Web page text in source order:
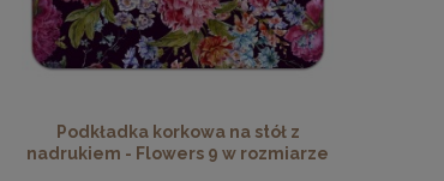
Podkładka korkowa na stół z
nadrukiem - Flowers 9 w rozmiarze